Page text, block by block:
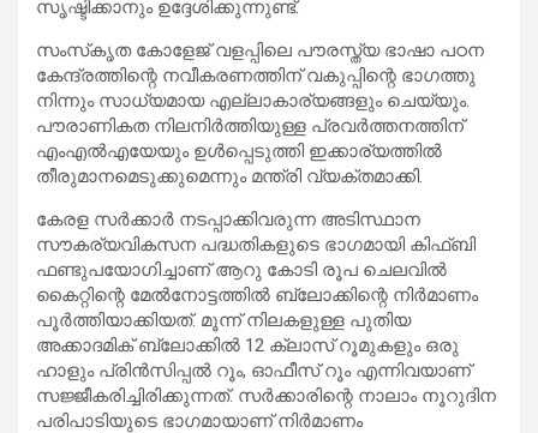
സൃഷ്ടിക്കാനും ഉദ്ദേശിക്കുന്നുണ്ട്.
സംസ്‌കൃത കോളേജ് വളപ്പിലെ പൗരസ്ത്യ ഭാഷാ പഠന
കേന്ദ്രത്തിന്റെ നവീകരണത്തിന് വകുപ്പിന്റെ ഭാഗത്തു
നിന്നും സാധ്യമായ എല്ലാകാര്യങ്ങളും ചെയ്യും.
പൗരാണികത നിലനിർത്തിയുള്ള പ്രവർത്തനത്തിന്
എംഎൽഎയേയും ഉൾപ്പെടുത്തി ഇക്കാര്യത്തിൽ
തീരുമാനമെടുക്കുമെന്നും മന്ത്രി വ്യക്തമാക്കി.
കേരള സർക്കാർ നടപ്പാക്കിവരുന്ന അടിസ്ഥാന
സൗകര്യവികസന പദ്ധതികളുടെ ഭാഗമായി കിഫ്ബി
ഫണ്ടുപയോഗിച്ചാണ് ആറു കോടി രൂപ ചെലവിൽ
കൈറ്റിന്റെ മേൽനോട്ടത്തിൽ ബ്ലോക്കിന്റെ നിർമാണം
പൂർത്തിയാക്കിയത്. മൂന്ന് നിലകളുള്ള പുതിയ
അക്കാദമിക് ബ്ലോക്കിൽ 12 ക്ലാസ് റൂമുകളും ഒരു
ഹാളും പ്രിൻസിപ്പൽ റൂം, ഓഫീസ് റൂം എന്നിവയാണ്
സജ്ജീകരിച്ചിരിക്കുന്നത്. സർക്കാരിന്റെ നാലാം നൂറുദിന
പരിപാടിയുടെ ഭാഗമായാണ് നിർമാണം